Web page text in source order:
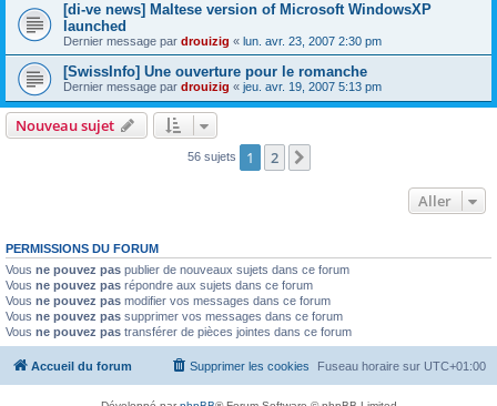
[di-ve news] Maltese version of Microsoft WindowsXP
launched
Dernier message par drouizig « lun. avr. 23, 2007 2:30 pm
[SwissInfo] Une ouverture pour le romanche
Dernier message par drouizig « jeu. avr. 19, 2007 5:13 pm
Nouveau sujet
56 sujets 1 2
Aller
PERMISSIONS DU FORUM
Vous ne pouvez pas publier de nouveaux sujets dans ce forum
Vous ne pouvez pas répondre aux sujets dans ce forum
Vous ne pouvez pas modifier vos messages dans ce forum
Vous ne pouvez pas supprimer vos messages dans ce forum
Vous ne pouvez pas transférer de pièces jointes dans ce forum
Accueil du forum Fuseau horaire sur UTC+01:00
Supprimer les cookies